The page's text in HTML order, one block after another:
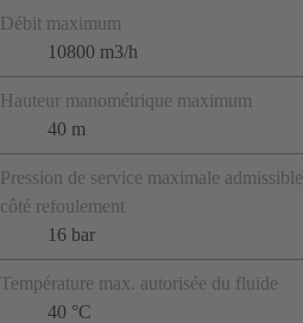
Débit maximum
10800 m3/h
Hauteur manométrique maximum
40 m
Pression de service maximale admissible
côté refoulement
16 bar
Température max. autorisée du fluide
40 °C